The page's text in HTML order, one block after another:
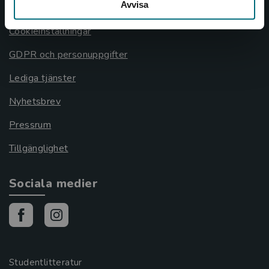
Avvisa
Cookieinställningar
GDPR och personuppgifter
Lediga tjänster
Nyhetsbrev
Pressrum
Tillgänglighet
Sociala medier
Studentlitteratur